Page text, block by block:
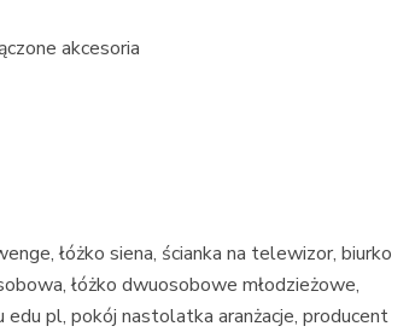
akcesoria
łóżko siena, ścianka na telewizor, biurko
łóżko dwuosobowe młodzieżowe,
pl, pokój nastolatka aranżacje, producent